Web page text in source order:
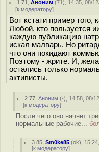
1.71 ,Аноним (71), 14:35, 08/
[к модератору]
Вот кстати пример того,
Любой, кто пользуется
каждую публикацию
искал малварь. Но
что они покидают
Поэтому - жрите. И,
остались только
активисты.
2.77 ,Аноним (-), 14:58, 08/
[к модератору]
После чего оно начнет
нормальные рабочие...
3.85 ,Sm0ke85 (ok),
[к модератору]